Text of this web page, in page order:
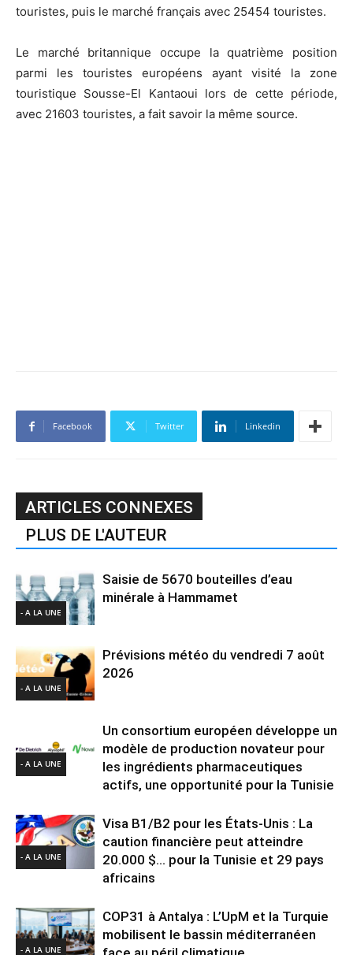
touristes, puis le marché français avec 25454 touristes.
Le marché britannique occupe la quatrième position
parmi les touristes européens ayant visité la zone
touristique Sousse-El Kantaoui lors de cette période,
avec 21603 touristes, a fait savoir la même source.
Facebook Twitter Linkedin
ARTICLES CONNEXES
PLUS DE L'AUTEUR
- A LA UNE
Saisie de 5670 bouteilles d’eau
minérale à Hammamet
- A LA UNE
Prévisions météo du vendredi 7 août
2026
- A LA UNE
Un consortium européen développe un
modèle de production novateur pour
les ingrédients pharmaceutiques
actifs, une opportunité pour la Tunisie
- A LA UNE
Visa B1/B2 pour les États-Unis : La
caution financière peut atteindre
20.000 $… pour la Tunisie et 29 pays
africains
- A LA UNE
COP31 à Antalya : L’UpM et la Turquie
mobilisent le bassin méditerranéen